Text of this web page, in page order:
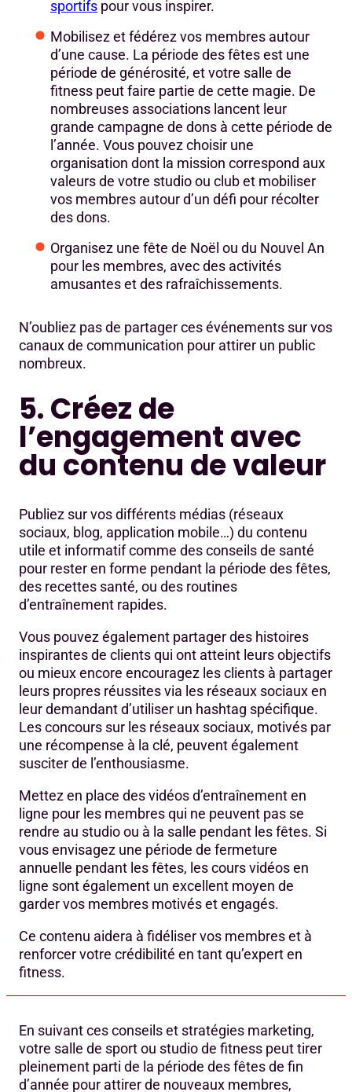
sportifs pour vous inspirer.
Mobilisez et fédérez vos membres autour
d’une cause. La période des fêtes est une
période de générosité, et votre salle de
fitness peut faire partie de cette magie. De
nombreuses associations lancent leur
grande campagne de dons à cette période de
l’année. Vous pouvez choisir une
organisation dont la mission correspond aux
valeurs de votre studio ou club et mobiliser
vos membres autour d’un défi pour récolter
des dons.
Organisez une fête de Noël ou du Nouvel An
pour les membres, avec des activités
amusantes et des rafraîchissements.
N’oubliez pas de partager ces événements sur vos
canaux de communication pour attirer un public
nombreux.
5. Créez de
l’engagement avec
du contenu de valeur
Publiez sur vos différents médias (réseaux
sociaux, blog, application mobile…) du contenu
utile et informatif comme des conseils de santé
pour rester en forme pendant la période des fêtes,
des recettes santé, ou des routines
d’entraînement rapides.
Vous pouvez également partager des histoires
inspirantes de clients qui ont atteint leurs objectifs
ou mieux encore encouragez les clients à partager
leurs propres réussites via les réseaux sociaux en
leur demandant d’utiliser un hashtag spécifique.
Les concours sur les réseaux sociaux, motivés par
une récompense à la clé, peuvent également
susciter de l’enthousiasme.
Mettez en place des vidéos d’entraînement en
ligne pour les membres qui ne peuvent pas se
rendre au studio ou à la salle pendant les fêtes. Si
vous envisagez une période de fermeture
annuelle pendant les fêtes, les cours vidéos en
ligne sont également un excellent moyen de
garder vos membres motivés et engagés.
Ce contenu aidera à fidéliser vos membres et à
renforcer votre crédibilité en tant qu’expert en
fitness.
En suivant ces conseils et stratégies marketing,
votre salle de sport ou studio de fitness peut tirer
pleinement parti de la période des fêtes de fin
d’année pour attirer de nouveaux membres,